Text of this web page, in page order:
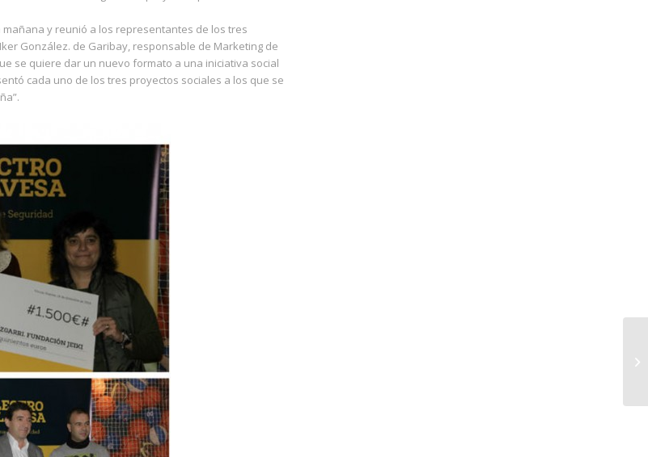
mañana y reunió a los representantes de los tres
González. de Garibay, responsable de Marketing de
se quiere dar un nuevo formato a una iniciativa social
cada uno de los tres proyectos sociales a los que se